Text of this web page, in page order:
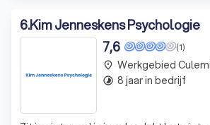
6.Kim Jenneskens Psychologie
(1)
7,6
place Werkgebied
timelapse 8 jaar in bedrijf